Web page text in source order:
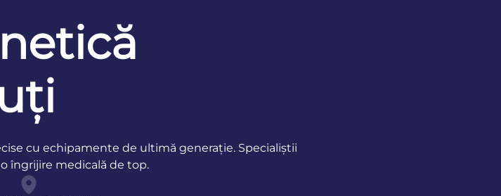
cu echipamente de ultimă generație. Specialiștii
îngrijire medicală de top.